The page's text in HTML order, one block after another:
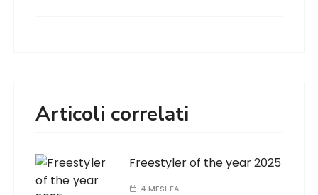
Articoli correlati
Freestyler of the year 2025
4 MESI FA